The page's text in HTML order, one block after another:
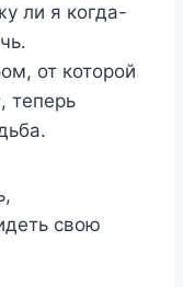
ли я когда-
от которой
теперь
свою